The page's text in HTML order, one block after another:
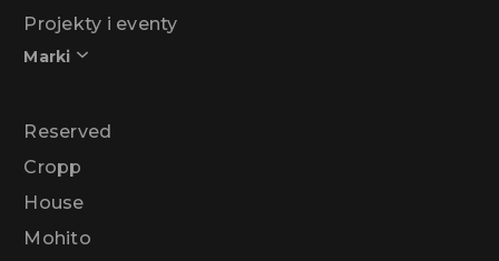
Projekty i eventy
Marki
Reserved
Cropp
House
Mohito